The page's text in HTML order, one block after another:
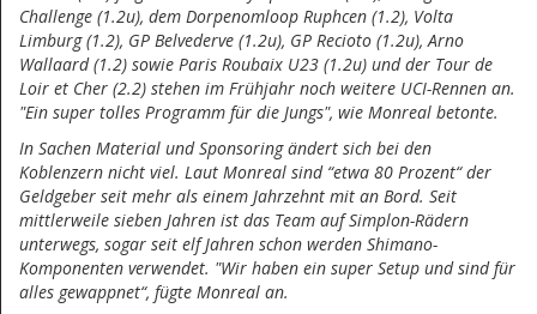
Challenge (1.2u), dem Dorpenomloop Ruphcen (1.2), Volta
Limburg (1.2), GP Belvederve (1.2u), GP Recioto (1.2u), Arno
Wallaard (1.2) sowie Paris Roubaix U23 (1.2u) und der Tour de
Loir et Cher (2.2) stehen im Frühjahr noch weitere UCI-Rennen an.
"Ein super tolles Programm für die Jungs", wie Monreal betonte.
In Sachen Material und Sponsoring ändert sich bei den
Koblenzern nicht viel. Laut Monreal sind “etwa 80 Prozent“ der
Geldgeber seit mehr als einem Jahrzehnt mit an Bord. Seit
mittlerweile sieben Jahren ist das Team auf Simplon-Rädern
unterwegs, sogar seit elf Jahren schon werden Shimano-
Komponenten verwendet. "Wir haben ein super Setup und sind für
alles gewappnet“, fügte Monreal an.